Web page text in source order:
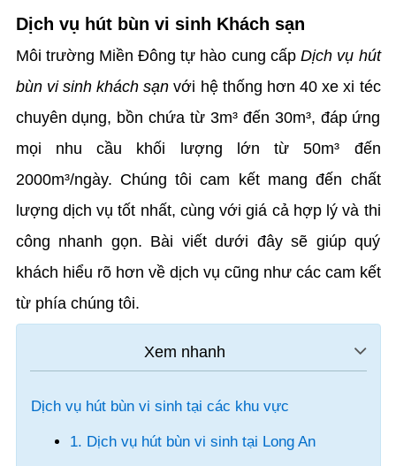
Dịch vụ hút bùn vi sinh Khách sạn
Môi trường Miền Đông tự hào cung cấpDịch vụ hút
bùn vi sinh khách sạn với hệ thống hơn 40 xe xi téc
chuyên dụng, bồn chứa từ 3m³ đến 30m³, đáp ứng
mọi nhu cầu khối lượng lớn từ 50m³ đến
2000m³/ngày. Chúng tôi cam kết mang đến chất
lượng dịch vụ tốt nhất, cùng với giá cả hợp lý và thi
công nhanh gọn. Bài viết dưới đây sẽ giúp quý
khách hiểu rõ hơn về dịch vụ cũng như các cam kết
từ phía chúng tôi.
Dịch vụ hút bùn vi sinh tại các khu vực
1. Dịch vụ hút bùn vi sinh tại Long An